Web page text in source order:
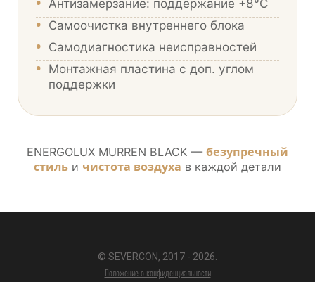
• Самоочистка внутреннего блока
• Самодиагностика неисправностей
• Монтажная пластина с доп. углом
поддержки
ENERGOLUX MURREN BLACK — безупречный
стиль и чистота воздуха в каждой детали
© SEVERCON, 2017 - 2026.
Положение о конфиденциальности